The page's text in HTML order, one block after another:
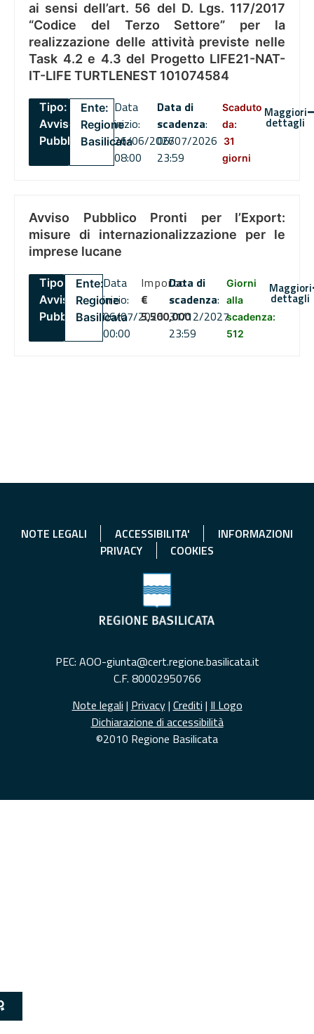
ai sensi dell’art. 56 del D. Lgs. 117/2017
“Codice del Terzo Settore” per la
realizzazione delle attività previste nelle
Task 4.2 e 4.3 del Progetto LIFE21-NAT-
IT-LIFE TURTLENEST 101074584
Tipo:
Avviso
Pubblico
Ente:
Regione
Basilicata
Data
inizio:
26/06/2026
08:00
Data di
scadenza:
06/07/2026
23:59
Scaduto
da:
31
giorni
Maggiori
dettagli
Avviso Pubblico Pronti per l’Export:
misure di internazionalizzazione per le
imprese lucane
Tipo:
Avviso
Pubblico
Ente:
Regione
Basilicata
Data
inizio:
06/07/2026
00:00
Importo
€
5,500,000
Data di
scadenza:
31/12/2027
23:59
Giorni
alla
scadenza:
512
Maggiori
dettagli
NOTE LEGALI ACCESSIBILITA'
INFORMAZIONI
PRIVACY
COOKIES
PEC: AOO-giunta@cert.regione.basilicata.it
C.F. 80002950766
Note legali | Privacy| Crediti | Il Logo
Dichiarazione di accessibilità
©2010 Regione Basilicata